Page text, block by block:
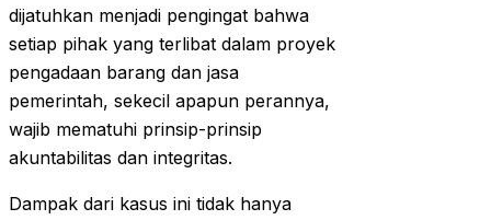
dijatuhkan menjadi pengingat bahwa
setiap pihak yang terlibat dalam proyek
pengadaan barang dan jasa
pemerintah, sekecil apapun perannya,
wajib mematuhi prinsip-prinsip
akuntabilitas dan integritas.
Dampak dari kasus ini tidak hanya